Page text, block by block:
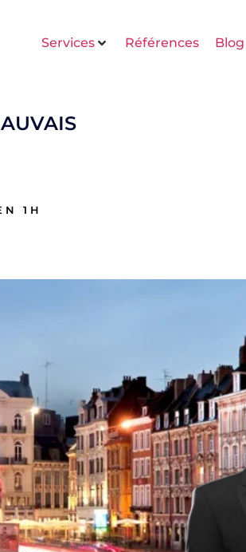
Services Références Blog
1H